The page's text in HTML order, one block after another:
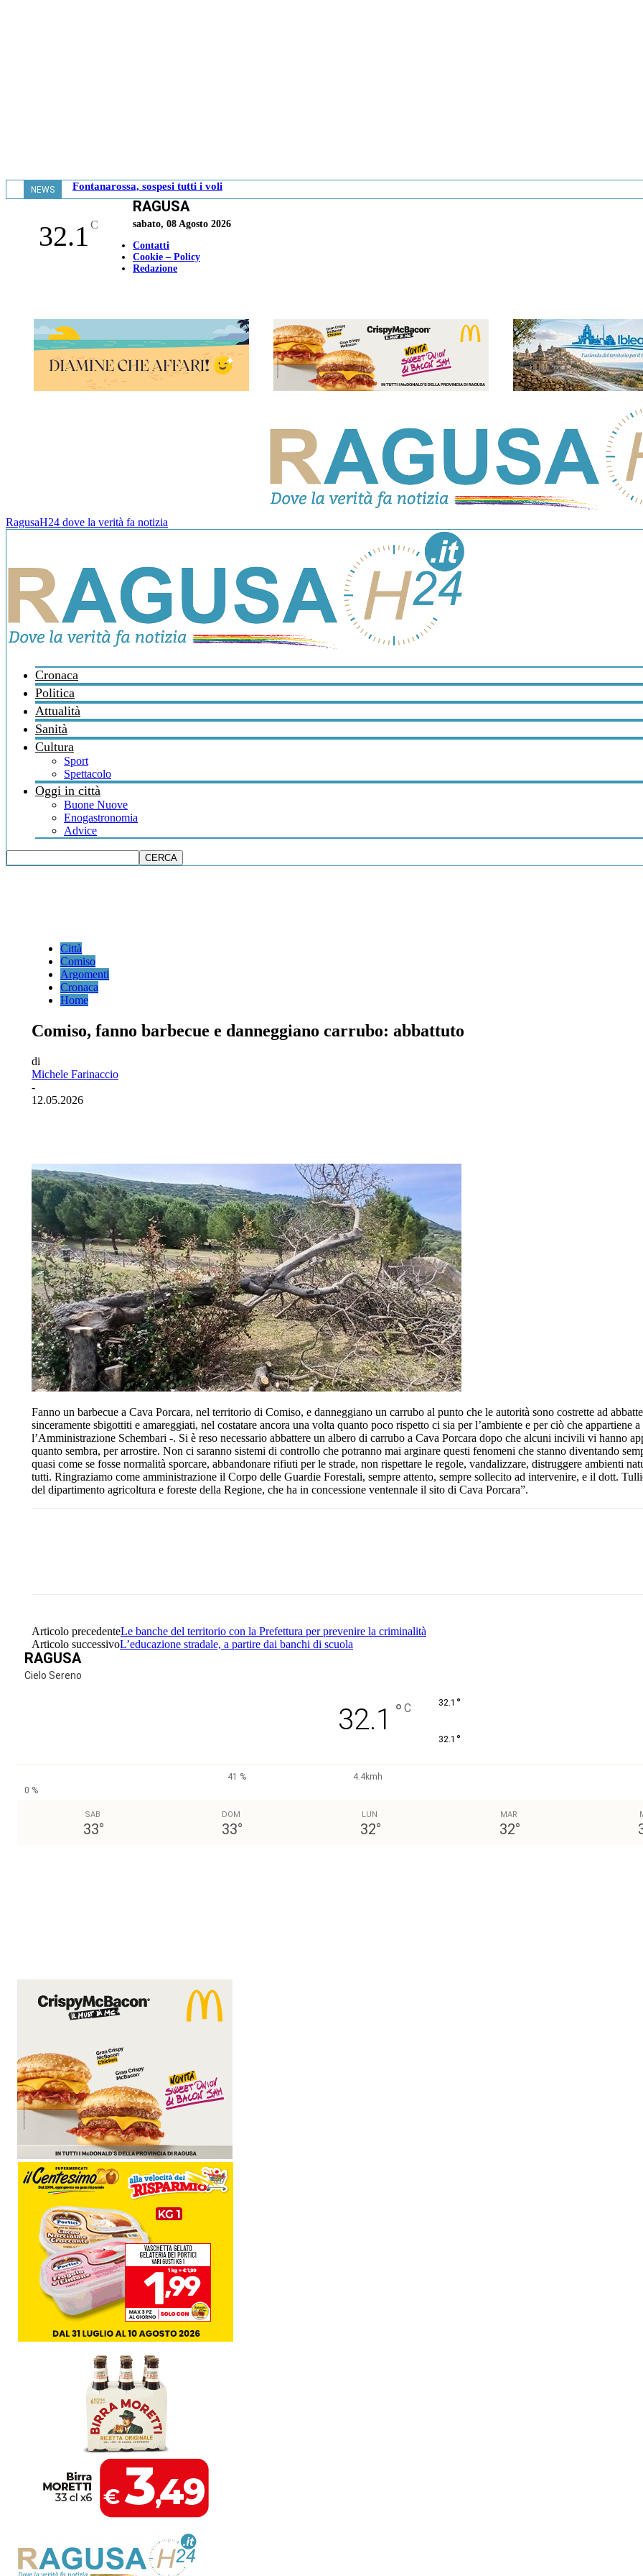
NEWS Fontanarossa, sospesi tutti i voli
32.1 C
RAGUSA
sabato, 08 Agosto 2026
Contatti
Cookie – Policy
Redazione
RagusaH24 dove la verità fa notizia
Cronaca
Politica
Attualità
Sanità
Cultura
Sport
Spettacolo
Oggi in città
Buone Nuove
Enogastronomia
Advice
Città
Comiso
Argomenti
Cronaca
Home
Comiso, fanno barbecue e danneggiano carrubo: abbattuto
di
Michele Farinaccio
-
12.05.2026
Fanno un barbecue a Cava Porcara, nel territorio di Comiso, e danneggiano un carrubo al punto che le autorità sono costrette ad
sinceramente sbigottiti e amareggiati, nel costatare ancora una volta quanto poco rispetto ci sia per l’ambiente e per ciò che appartiene
l’Amministrazione Schembari -. Si è reso necessario abbattere un albero di carrubo a Cava Porcara dopo che alcuni incivili vi hanno
quanto sembra, per arrostire. Non ci saranno sistemi di controllo che potranno mai arginare questi fenomeni che stanno diventando
quasi come se fosse normalità sporcare, abbandonare rifiuti per le strade, non rispettare le regole, vandalizzare, distruggere ambienti
tutti. Ringraziamo come amministrazione il Corpo delle Guardie Forestali, sempre attento, sempre sollecito ad intervenire, e il dott.
del dipartimento agricoltura e foreste della Regione, che ha in concessione ventennale il sito di Cava Porcara”.
Articolo precedenteLe banche del territorio con la Prefettura per prevenire la criminalità
Articolo successivoL’educazione stradale, a partire dai banchi di scuola
RAGUSA
Cielo Sereno
32.1 ° C 32.1 °
32.1 °
41 %
4.4kmh
0 %
SAB
33°
DOM
33°
LUN
32°
MAR
32°